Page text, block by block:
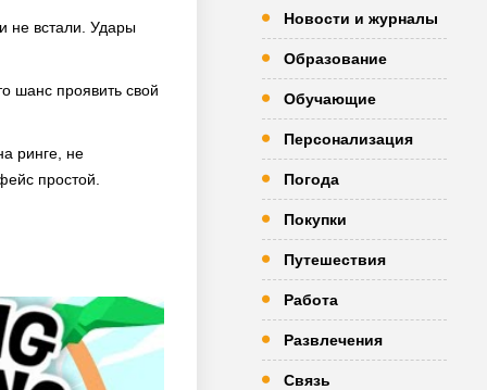
не встали. Удары
шанс проявить свой
ринге, не
простой.
Новости и журналы
Образование
Обучающие
Персонализация
Погода
Покупки
Путешествия
Работа
Развлечения
Связь